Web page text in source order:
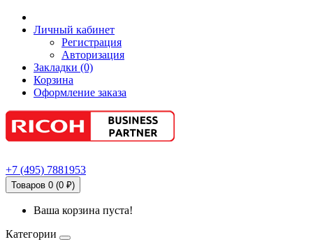
Личный кабинет
Регистрация
Авторизация
Закладки (0)
Корзина
Оформление заказа
+7 (495) 7881953
Товаров 0 (0 ₽)
Ваша корзина пуста!
Категории